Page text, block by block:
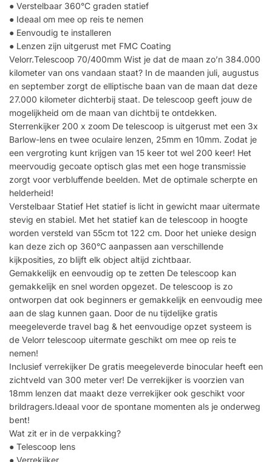
● Verstelbaar 360°C graden statief
● Ideaal om mee op reis te nemen
● Eenvoudig te installeren
● Lenzen zijn uitgerust met FMC Coating
Velorr.Telescoop 70/400mm Wist je dat de maan zo’n 384.000
kilometer van ons vandaan staat? In de maanden juli, augustus
en september zorgt de elliptische baan van de maan dat deze
27.000 kilometer dichterbij staat. De telescoop geeft jouw de
mogelijkheid om de maan van dichtbij te ontdekken.
Sterrenkijker 200 x zoom De telescoop is uitgerust met een 3x
Barlow-lens en twee oculaire lenzen, 25mm en 10mm. Zodat je
een vergroting kunt krijgen van 15 keer tot wel 200 keer! Het
meervoudig gecoate optisch glas met een hoge transmissie
zorgt voor verbluffende beelden. Met de optimale scherpte en
helderheid!
Verstelbaar Statief Het statief is licht in gewicht maar uitermate
stevig en stabiel. Met het statief kan de telescoop in hoogte
worden versteld van 55cm tot 122 cm. Door het unieke design
kan deze zich op 360°C aanpassen aan verschillende
kijkposities, zo blijft elk object altijd zichtbaar.
Gemakkelijk en eenvoudig op te zetten De telescoop kan
gemakkelijk en snel worden opgezet. De telescoop is zo
ontworpen dat ook beginners er gemakkelijk en eenvoudig mee
aan de slag kunnen gaan. Door de nu tijdelijke gratis
meegeleverde travel bag & het eenvoudige opzet systeem is
de Velorr telescoop uitermate geschikt om mee op reis te
nemen!
Inclusief verrekijker De gratis meegeleverde binocular heeft een
zichtveld van 300 meter ver! De verrekijker is voorzien van
18mm lenzen dat maakt deze verrekijker ook geschikt voor
brildragers.Ideaal voor de spontane momenten als je onderweg
bent!
Wat zit er in de verpakking?
● Telescoop lens